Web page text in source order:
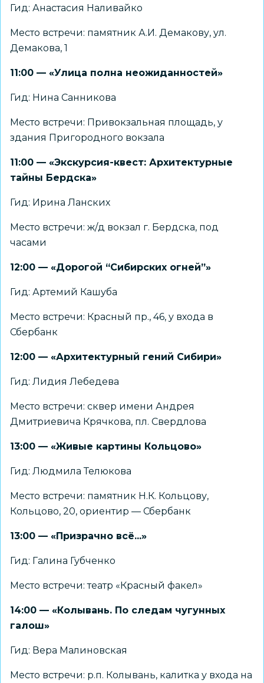
Гид: Анастасия Наливайко
Место встречи: памятник А.И. Демакову, ул.
Демакова, 1
11:00 — «Улица полна неожиданностей»
Гид: Нина Санникова
Место встречи: Привокзальная площадь, у
здания Пригородного вокзала
11:00 — «Экскурсия-квест: Архитектурные
тайны Бердска»
Гид: Ирина Ланских
Место встречи: ж/д вокзал г. Бердска, под
часами
12:00 — «Дорогой “Сибирских огней”»
Гид: Артемий Кашуба
Место встречи: Красный пр., 46, у входа в
Сбербанк
12:00 — «Архитектурный гений Сибири»
Гид: Лидия Лебедева
Место встречи: сквер имени Андрея
Дмитриевича Крячкова, пл. Свердлова
13:00 — «Живые картины Кольцово»
Гид: Людмила Телюкова
Место встречи: памятник Н.К. Кольцову,
Кольцово, 20, ориентир — Сбербанк
13:00 — «Призрачно всё...»
Гид: Галина Губченко
Место встречи: театр «Красный факел»
14:00 — «Колывань. По следам чугунных
галош»
Гид: Вера Малиновская
Место встречи: р.п. Колывань, калитка у входа на